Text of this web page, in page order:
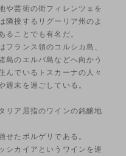
や芸術の街フィレンツェを
隣接するリグーリア州のよ
ることでも有名だ。
フランス領のコルシカ島、
島のエルバ島などへ向かう
んでいるトスカーナの人々
週末を過ごしている。
リア屈指のワインの銘醸地
せたボルゲリである。
シカイアというワインを連